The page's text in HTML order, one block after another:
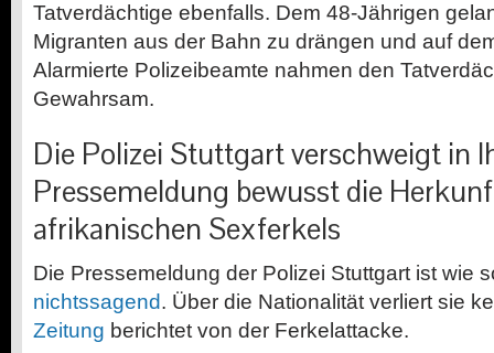
Tatverdächtige ebenfalls. Dem 48-Jährigen
Migranten aus der Bahn zu drängen und auf
Alarmierte Polizeibeamte nahmen den
Gewahrsam.
Die Polizei Stuttgart verschweigt in
Pressemeldung bewusst die
afrikanischen Sexferkels
Die Pressemeldung der Polizei Stuttgart ist wie
nichtssagend. Über die Nationalität verliert sie
Zeitung berichtet von der Ferkelattacke.